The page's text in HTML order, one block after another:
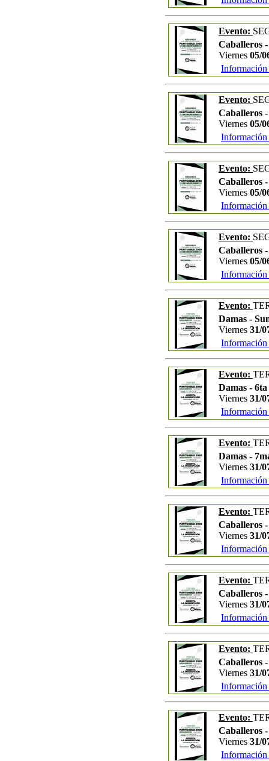
Evento:
Caballeros
Viernes 05/
Información
Evento:
Caballeros
Viernes 05/
Información
Evento:
Caballeros
Viernes 05/
Información
Evento:
Caballeros
Viernes 05/
Información
Evento:
Damas -
Viernes 31/
Información
Evento:
Damas - 6ta
Viernes 31/
Información
Evento:
Damas -
Viernes 31/
Información
Evento:
Caballeros
Viernes 31/
Información
Evento:
Caballeros
Viernes 31/
Información
Evento:
Caballeros
Viernes 31/
Información
Evento:
Caballeros
Viernes 31/
Información